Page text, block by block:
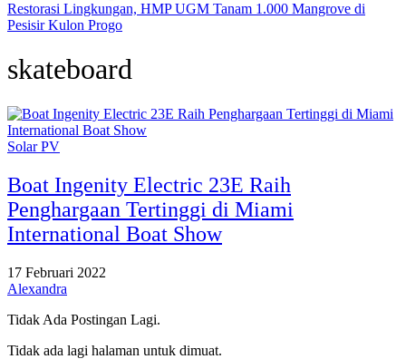
Restorasi Lingkungan, HMP UGM Tanam 1.000 Mangrove di
Pesisir Kulon Progo
skateboard
Solar PV
Boat Ingenity Electric 23E Raih
Penghargaan Tertinggi di Miami
International Boat Show
17 Februari 2022
Alexandra
Tidak Ada Postingan Lagi.
Tidak ada lagi halaman untuk dimuat.